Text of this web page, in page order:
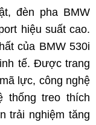
đèn pha BMW
hiệu suất cao.
của BMW 530i
tế. Được trang
lực, công nghệ
thống treo thích
trải nghiệm tăng